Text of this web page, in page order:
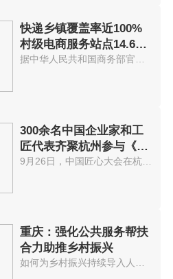
快递乡镇覆盖率近100%
村级电商服务站点14.6万
个
据中华人民共和国商务部官网消息...
300余名中国企业家和工
匠代表齐聚杭州参与《中
国匠心大会》
9月26日，中国匠心大会在杭州隆...
重庆：强化公共服务帮扶
合力助推乡村振兴